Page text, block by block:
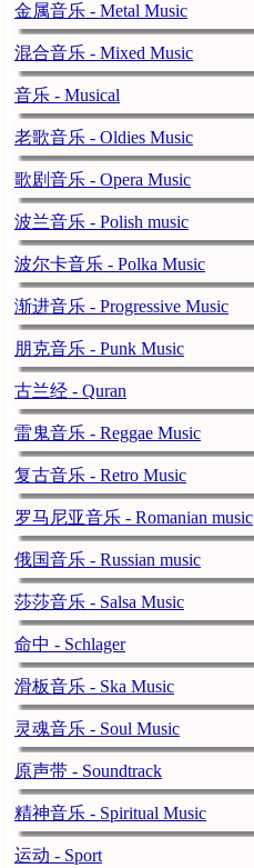
金属音乐 - Metal Music
混合音乐 - Mixed Music
音乐 - Musical
老歌音乐 - Oldies Music
歌剧音乐 - Opera Music
波兰音乐 - Polish music
波尔卡音乐 - Polka Music
渐进音乐 - Progressive Music
朋克音乐 - Punk Music
古兰经 - Quran
雷鬼音乐 - Reggae Music
复古音乐 - Retro Music
罗马尼亚音乐 - Romanian music
俄国音乐 - Russian music
莎莎音乐 - Salsa Music
命中 - Schlager
滑板音乐 - Ska Music
灵魂音乐 - Soul Music
原声带 - Soundtrack
精神音乐 - Spiritual Music
运动 - Sport